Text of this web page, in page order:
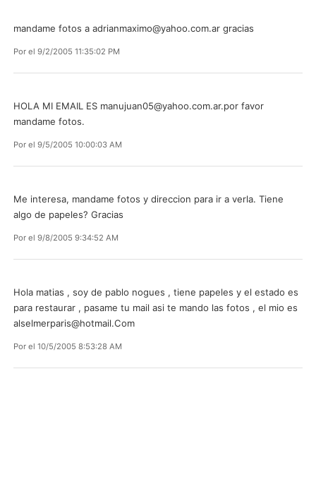
mandame fotos a adrianmaximo@yahoo.com.ar gracias
Por el 9/2/2005 11:35:02 PM
HOLA MI EMAIL ES manujuan05@yahoo.com.ar.por favor
mandame fotos.
Por el 9/5/2005 10:00:03 AM
Me interesa, mandame fotos y direccion para ir a verla. Tiene
algo de papeles? Gracias
Por el 9/8/2005 9:34:52 AM
Hola matias , soy de pablo nogues , tiene papeles y el estado es
para restaurar , pasame tu mail asi te mando las fotos , el mio es
alselmerparis@hotmail.Com
Por el 10/5/2005 8:53:28 AM